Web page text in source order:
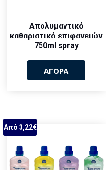
Aπολυμαντικό
καθαριστικό επιφανειών
750ml spray
ΑΓΟΡΑ
Από 3,22€